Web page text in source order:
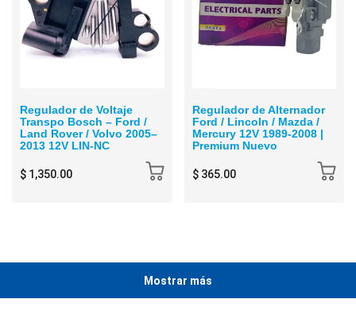
Regulador de Voltaje
Transpo Bosch – Ford /
Land Rover / Volvo 2005–
2013 12V LIN-NC
$ 1,350.00
Regulador de Alternador
Ford / Lincoln / Mazda /
Mercury 12V 1989-2008 |
Premium Nuevo
$ 365.00
Mostrar más